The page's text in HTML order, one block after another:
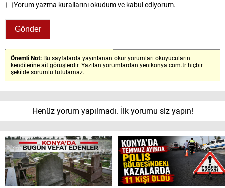
Yorum yazma kurallarını okudum ve kabul ediyorum.
Önemli Not: Bu sayfalarda yayınlanan okur yorumları okuyucuların
kendilerine ait görüşlerdir. Yazılan yorumlardan yenikonya.com.tr hiçbir
şekilde sorumlu tutulamaz.
Henüz yorum yapılmadı. İlk yorumu siz yapın!